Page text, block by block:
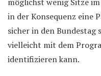
in der Konsequenz eine
sicher in den Bundestag
vielleicht mit dem
identifizieren kann.